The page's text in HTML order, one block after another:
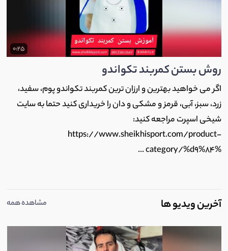
0:25
روش بستن کمربند تکواندو
اگر می خواهید بهترین و ارزان ترین کمربند تکواندو پوم، سفید،
زرد، سبز، آبی، قرمز و مشکی و دان را خریداری کنید حتما به سایت
شیخی اسپرت مراجعه کنید:
https://www.sheikhisport.com/product-
category/%d9%84% ...
آخرین ویدیو ها مشاهده همه